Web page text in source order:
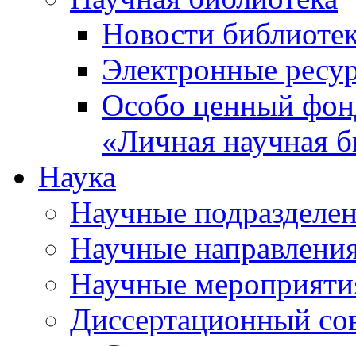
Новости
Электронные
Особо ценный
«Личная научная
Наука
Научные
Научные
Научные
Диссертационный